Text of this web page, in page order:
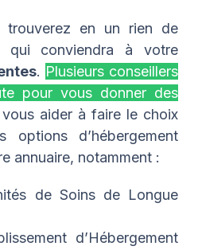
trouverez en un rien de
qui conviendra à votre
. Plusieurs conseillers
pour vous donner des
aider à faire le choix
options d’hébergement
annuaire, notamment :
de Soins de Longue
d’Hébergement